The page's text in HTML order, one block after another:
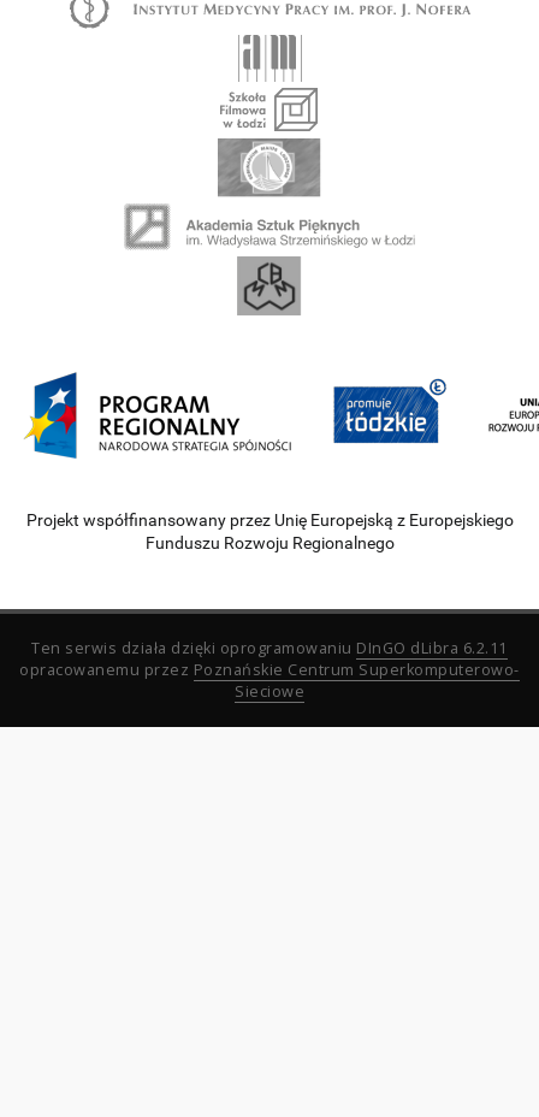
Projekt współfinansowany przez Unię Europejską z Europejskiego
Funduszu Rozwoju Regionalnego
Ten serwis działa dzięki oprogramowaniu DInGO dLibra 6.2.11
opracowanemu przez Poznańskie Centrum Superkomputerowo-
Sieciowe